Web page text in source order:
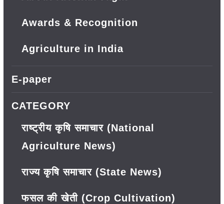
Awards & Recognition
Agriculture in India
E-paper
CATEGORY
राष्ट्रीय कृषि समाचार (National
Agriculture News)
राज्य कृषि समाचार (State News)
फसल की खेती (Crop Cultivation)